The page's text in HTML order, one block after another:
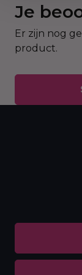
verdere
Inhoud:200 g
Je
Er zijn nog
product.